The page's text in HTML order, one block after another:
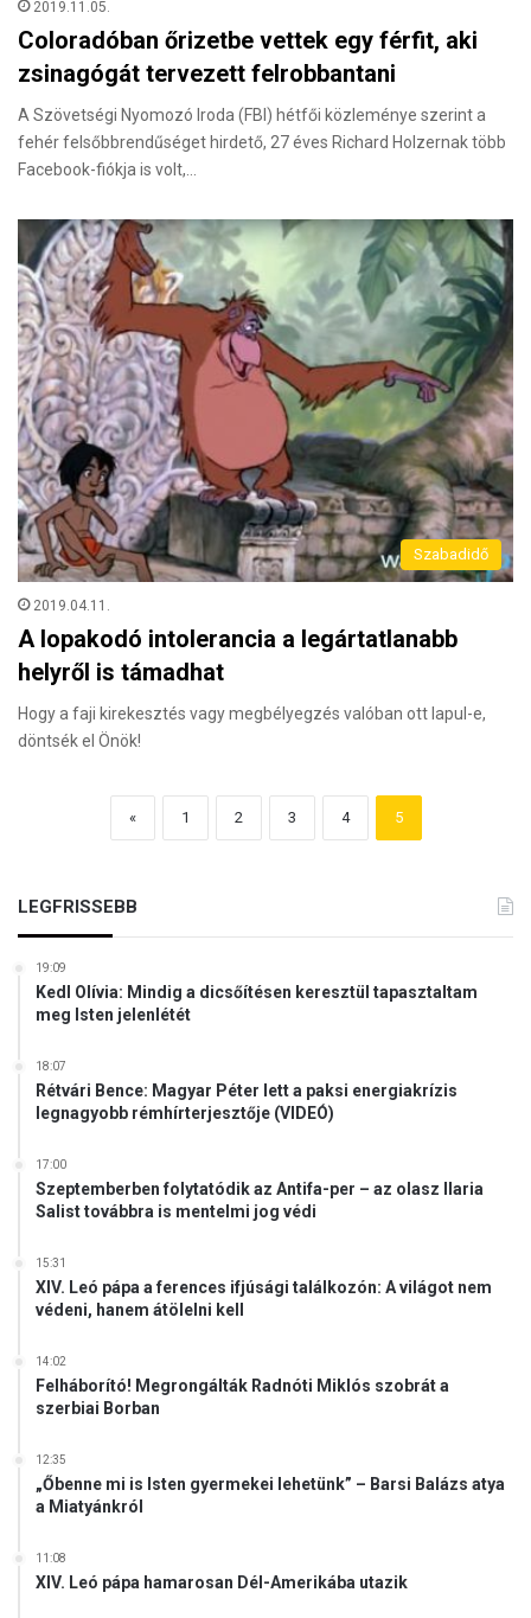
2019.11.05.
Coloradóban őrizetbe vettek egy férfit, aki
zsinagógát tervezett felrobbantani
A Szövetségi Nyomozó Iroda (FBI) hétfői közleménye szerint a
fehér felsőbbrendűséget hirdető, 27 éves Richard Holzernak több
Facebook-fiókja is volt,…
Szabadidő
2019.04.11.
A lopakodó intolerancia a legártatlanabb
helyről is támadhat
Hogy a faji kirekesztés vagy megbélyegzés valóban ott lapul-e,
döntsék el Önök!
« 1 2 3 4 5
LEGFRISSEBB
19:09
Kedl Olívia: Mindig a dicsőítésen keresztül tapasztaltam
meg Isten jelenlétét
18:07
Rétvári Bence: Magyar Péter lett a paksi energiakrízis
legnagyobb rémhírterjesztője (VIDEÓ)
17:00
Szeptemberben folytatódik az Antifa-per – az olasz Ilaria
Salist továbbra is mentelmi jog védi
15:31
XIV. Leó pápa a ferences ifjúsági találkozón: A világot nem
védeni, hanem átölelni kell
14:02
Felháborító! Megrongálták Radnóti Miklós szobrát a
szerbiai Borban
12:35
„Őbenne mi is Isten gyermekei lehetünk” – Barsi Balázs atya
a Miatyánkról
11:08
XIV. Leó pápa hamarosan Dél-Amerikába utazik